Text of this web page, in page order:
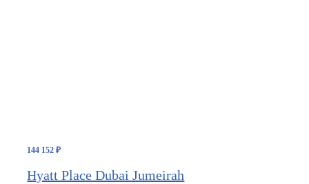
144 152₽
Hyatt Place Dubai Jumeirah